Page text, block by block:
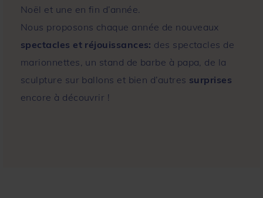
Noël et une en fin d’année.
Nous proposons chaque année de nouveaux
spectacles et réjouissances: des spectacles de
marionnettes, un stand de barbe à papa, de la
sculpture sur ballons et bien d’autres surprises
encore à découvrir !